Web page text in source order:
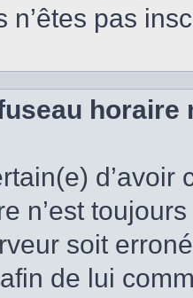
n’êtes pas
horaire
n’est
soit
de lui